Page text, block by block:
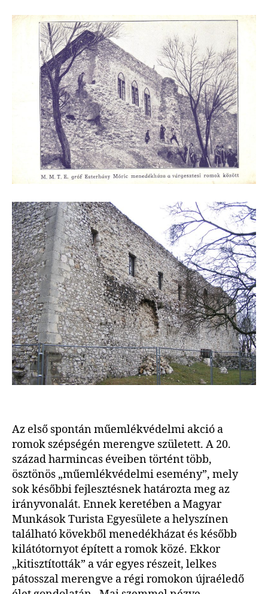
Az első spontán műemlékvédelmi akció a
romok szépségén merengve született. A 20.
század harmincas éveiben történt több,
ösztönös „műemlékvédelmi esemény”, mely
sok későbbi fejlesztésnek határozta meg az
irányvonalát. Ennek keretében a Magyar
Munkások Turista Egyesülete a helyszínen
található kövekből menedékházat és később
kilátótornyot épített a romok közé. Ekkor
„kitisztították” a vár egyes részeit, lelkes
pátosszal merengve a régi romokon újraéledő